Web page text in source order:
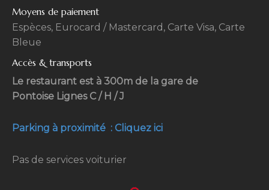
Moyens de paiement
Espèces, Eurocard / Mastercard, Carte Visa, Carte
Bleue
Accès & transports
Le restaurant est à 300m de la gare de
Pontoise Lignes C / H / J
Parking à proximité : Cliquez ici
Pas de services voiturier